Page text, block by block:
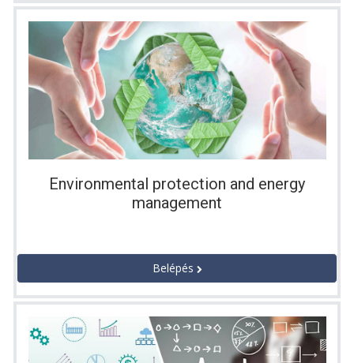
Environmental protection and energy
management
Belépés